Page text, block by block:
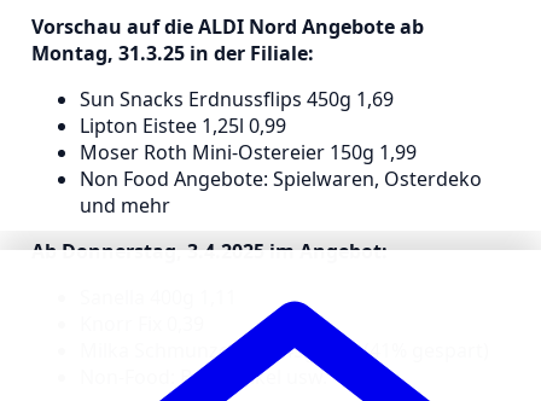
Vorschau auf die ALDI Nord Angebote ab
Montag, 31.3.25 in der Filiale:
Sun Snacks Erdnussflips 450g 1,69
Lipton Eistee 1,25l 0,99
Moser Roth Mini-Ostereier 150g 1,99
Non Food Angebote: Spielwaren, Osterdeko
und mehr
Ab Donnerstag, 3.4.2025 im Angebot:
Milka Schmunzelhase 45g 0,99 (41% gespart)
Non-Food: Backartikel usw.